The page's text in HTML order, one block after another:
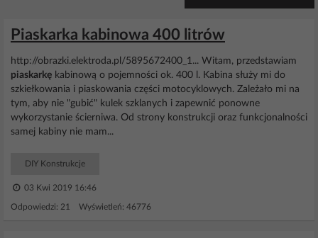
Piaskarka kabinowa 400 litrów
http://obrazki.elektroda.pl/5895672400_1... Witam, przedstawiam
piaskarkę kabinową o pojemności ok. 400 l. Kabina służy mi do
szkiełkowania i piaskowania części motocyklowych. Zależało mi na
tym, aby nie "gubić" kulek szklanych i zapewnić ponowne
wykorzystanie ścierniwa. Od strony konstrukcji oraz funkcjonalności
samej kabiny nie mam...
DIY Konstrukcje
03 Kwi 2019 16:46
Odpowiedzi: 21 Wyświetleń: 46776